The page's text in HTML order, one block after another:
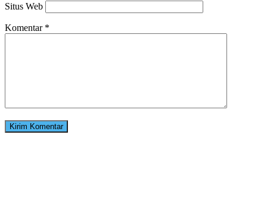
Situs Web
Komentar *